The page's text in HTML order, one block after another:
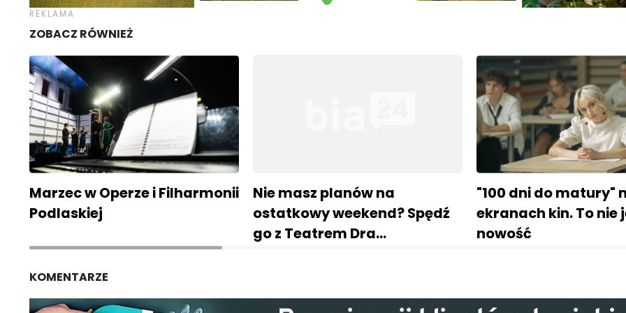
ZOBACZ RÓWNIEŻ
Marzec w Operze i Filharmonii
Podlaskiej
Nie masz planów na
ostatkowy weekend? Spędź
go z Teatrem Dra…
"100 dni do matury"
ekranach kin. To nie
nowość
KOMENTARZE